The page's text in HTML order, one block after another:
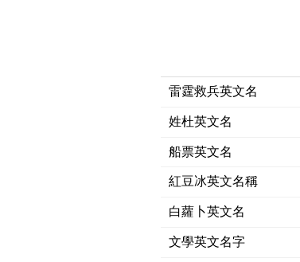
雷霆救兵英文名
姓杜英文名
船票英文名
紅豆冰英文名稱
白蘿卜英文名
文學英文名字